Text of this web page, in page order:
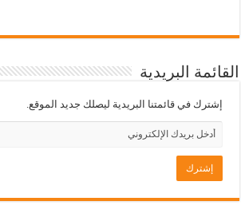
القائمة البريدية
إشترك في قائمتنا البريدية ليصلك جديد الموقع.